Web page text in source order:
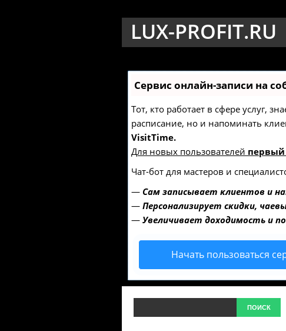
LUX-PROFIT.RU
Сервис онлайн-записи на
Тот, кто работает в сфере услуг,
расписание, но и напоминать
VisitTime.
Для новых пользователей первый
Чат-бот для мастеров и
— Сам записывает клиентов и
— Персонализирует скидки,
— Увеличивает доходимость и
Начать пользоваться